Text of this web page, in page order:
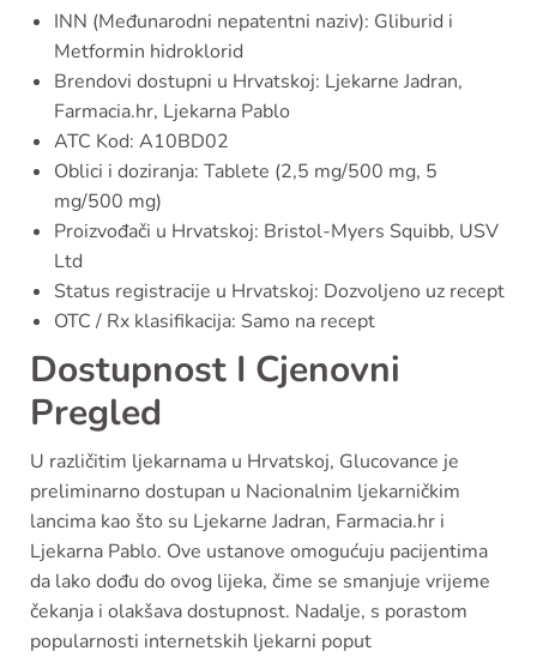
INN (Međunarodni nepatentni naziv): Gliburid i
Metformin hidroklorid
Brendovi dostupni u Hrvatskoj: Ljekarne Jadran,
Farmacia.hr, Ljekarna Pablo
ATC Kod: A10BD02
Oblici i doziranja: Tablete (2,5 mg/500 mg, 5
mg/500 mg)
Proizvođači u Hrvatskoj: Bristol-Myers Squibb, USV
Ltd
Status registracije u Hrvatskoj: Dozvoljeno uz recept
OTC / Rx klasifikacija: Samo na recept
Dostupnost I Cjenovni
Pregled
U različitim ljekarnama u Hrvatskoj, Glucovance je
preliminarno dostupan u Nacionalnim ljekarničkim
lancima kao što su Ljekarne Jadran, Farmacia.hr i
Ljekarna Pablo. Ove ustanove omogućuju pacijentima
da lako dođu do ovog lijeka, čime se smanjuje vrijeme
čekanja i olakšava dostupnost. Nadalje, s porastom
popularnosti internetskih ljekarni poput